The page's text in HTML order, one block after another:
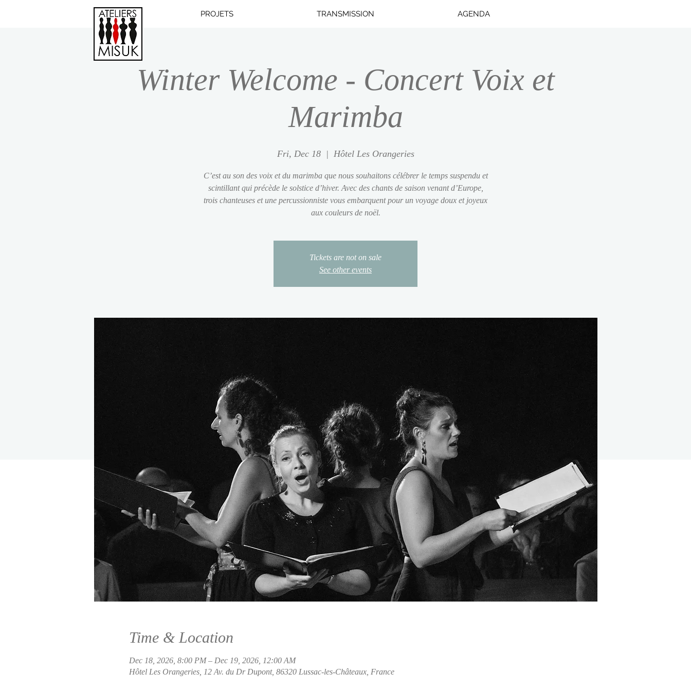
PROJETS TRANSMISSION AGENDA
Winter Welcome - Concert Voix et
Marimba
Fri, Dec 18
  |
Hôtel Les Orangeries
C’est au son des voix et du marimba que nous souhaitons célébrer le temps suspendu et
scintillant qui précède le solstice d’hiver. Avec des chants de saison venant d’Europe,
trois chanteuses et une percussionniste vous embarquent pour un voyage doux et joyeux
aux couleurs de noël.
Tickets are not on sale
See other events
Time & Location
Dec 18, 2026, 8:00 PM – Dec 19, 2026, 12:00 AM
Hôtel Les Orangeries, 12 Av. du Dr Dupont, 86320 Lussac-les-Châteaux, France